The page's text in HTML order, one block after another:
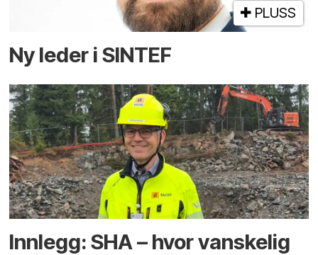
PLUSS
Ny leder i SINTEF
Innlegg: SHA – hvor vanskelig